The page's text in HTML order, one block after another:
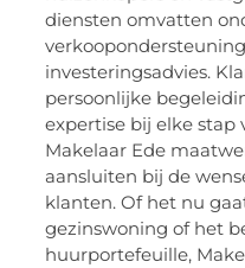
diensten omvatten
investeringsadvies.
persoonlijke
expertise bij elke stap
Makelaar Ede
aansluiten bij de
klanten. Of het nu
gezinswoning of het
huurportefeuille,